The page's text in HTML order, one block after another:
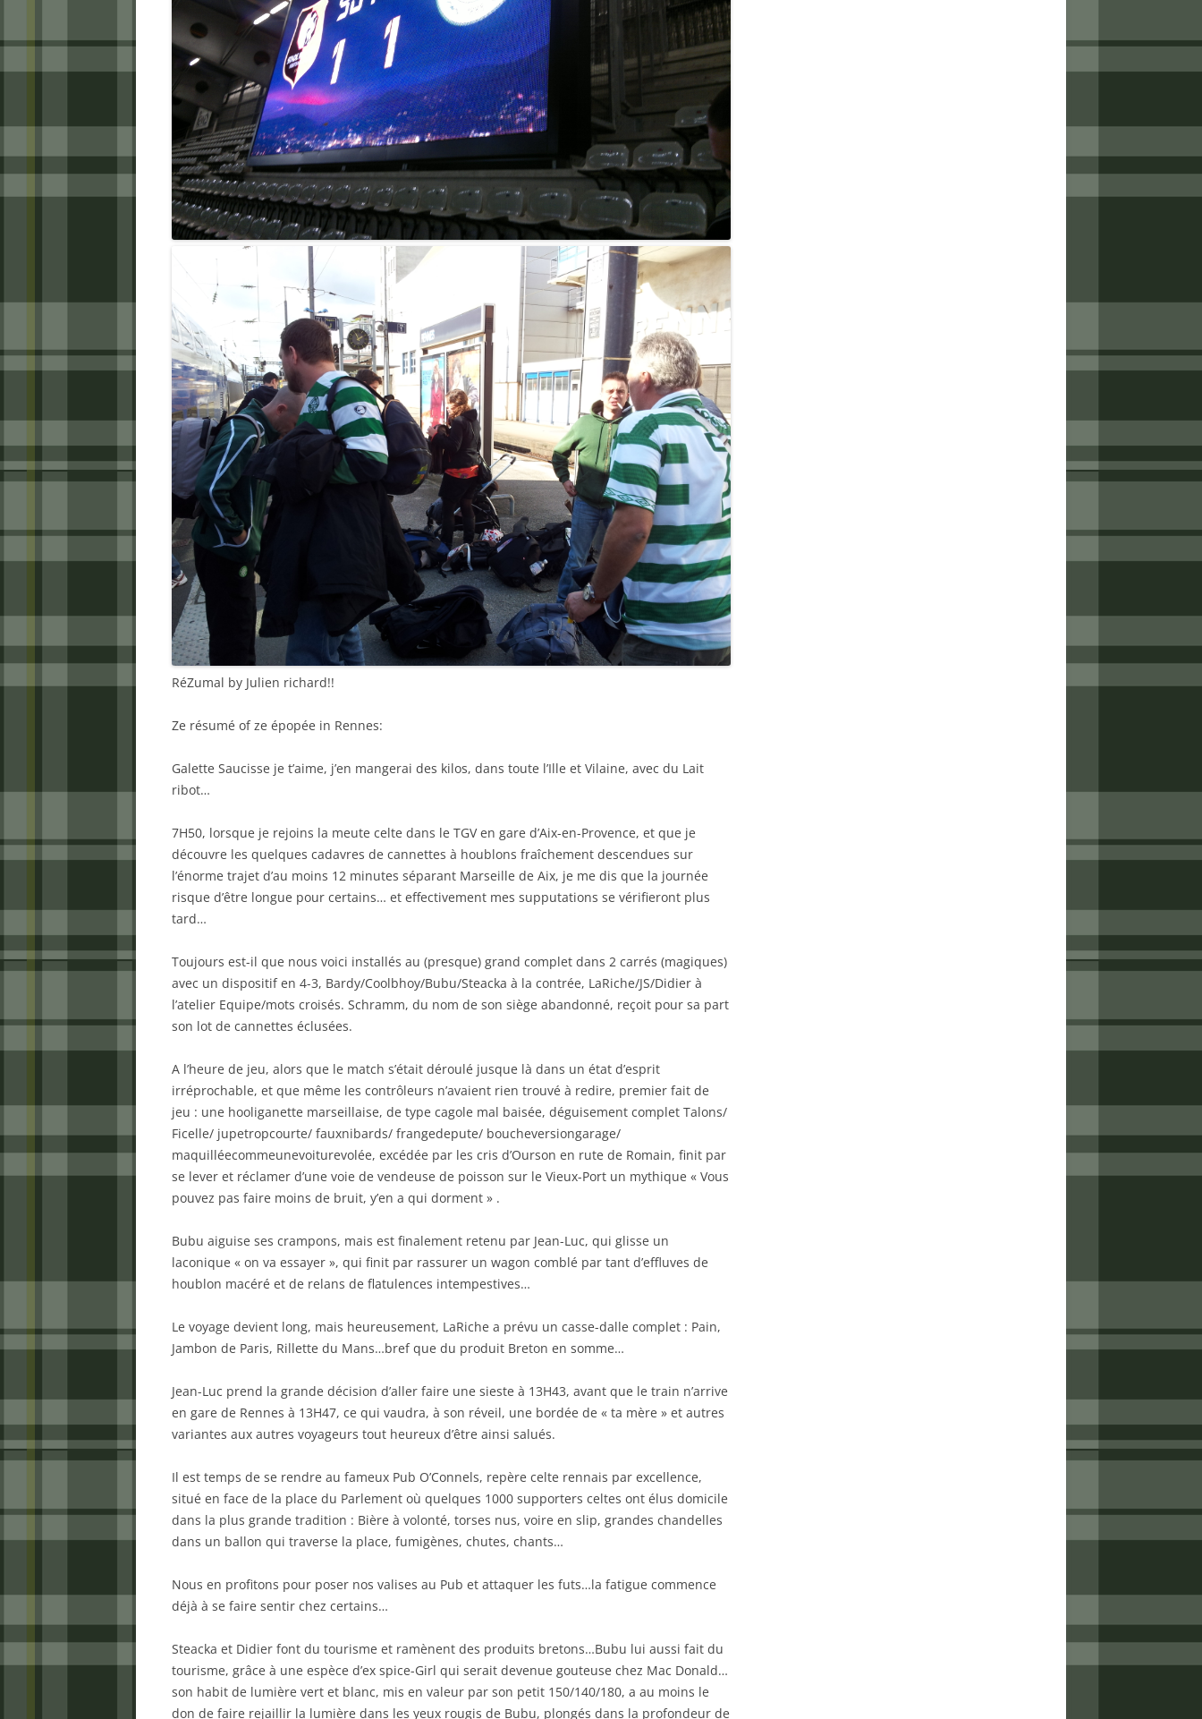
RéZumal by Julien richard!!
Ze résumé of ze épopée in Rennes:
Galette Saucisse je t’aime, j’en mangerai des kilos, dans toute l’Ille et Vilaine, avec du Lait
ribot…
7H50, lorsque je rejoins la meute celte dans le TGV en gare d’Aix-en-Provence, et que je
découvre les quelques cadavres de cannettes à houblons fraîchement descendues sur
l’énorme trajet d’au moins 12 minutes séparant Marseille de Aix, je me dis que la journée
risque d’être longue pour certains… et effectivement mes supputations se vérifieront plus
tard…
Toujours est-il que nous voici installés au (presque) grand complet dans 2 carrés (magiques)
avec un dispositif en 4-3, Bardy/Coolbhoy/Bubu/Steacka à la contrée, LaRiche/JS/Didier à
l’atelier Equipe/mots croisés. Schramm, du nom de son siège abandonné, reçoit pour sa part
son lot de cannettes éclusées.
A l’heure de jeu, alors que le match s’était déroulé jusque là dans un état d’esprit
irréprochable, et que même les contrôleurs n’avaient rien trouvé à redire, premier fait de
jeu : une hooliganette marseillaise, de type cagole mal baisée, déguisement complet Talons/
Ficelle/ jupetropcourte/ fauxnibards/ frangedepute/ boucheversiongarage/
maquilléecommeunevoiturevolée, excédée par les cris d’Ourson en rute de Romain, finit par
se lever et réclamer d’une voie de vendeuse de poisson sur le Vieux-Port un mythique « Vous
pouvez pas faire moins de bruit, y’en a qui dorment » .
Bubu aiguise ses crampons, mais est finalement retenu par Jean-Luc, qui glisse un
laconique « on va essayer », qui finit par rassurer un wagon comblé par tant d’effluves de
houblon macéré et de relans de flatulences intempestives…
Le voyage devient long, mais heureusement, LaRiche a prévu un casse-dalle complet : Pain,
Jambon de Paris, Rillette du Mans…bref que du produit Breton en somme…
Jean-Luc prend la grande décision d’aller faire une sieste à 13H43, avant que le train n’arrive
en gare de Rennes à 13H47, ce qui vaudra, à son réveil, une bordée de « ta mère » et autres
variantes aux autres voyageurs tout heureux d’être ainsi salués.
Il est temps de se rendre au fameux Pub O’Connels, repère celte rennais par excellence,
situé en face de la place du Parlement où quelques 1000 supporters celtes ont élus domicile
dans la plus grande tradition : Bière à volonté, torses nus, voire en slip, grandes chandelles
dans un ballon qui traverse la place, fumigènes, chutes, chants…
Nous en profitons pour poser nos valises au Pub et attaquer les futs…la fatigue commence
déjà à se faire sentir chez certains…
Steacka et Didier font du tourisme et ramènent des produits bretons…Bubu lui aussi fait du
tourisme, grâce à une espèce d’ex spice-Girl qui serait devenue gouteuse chez Mac Donald…
son habit de lumière vert et blanc, mis en valeur par son petit 150/140/180, a au moins le
don de faire rejaillir la lumière dans les yeux rougis de Bubu, plongés dans la profondeur de